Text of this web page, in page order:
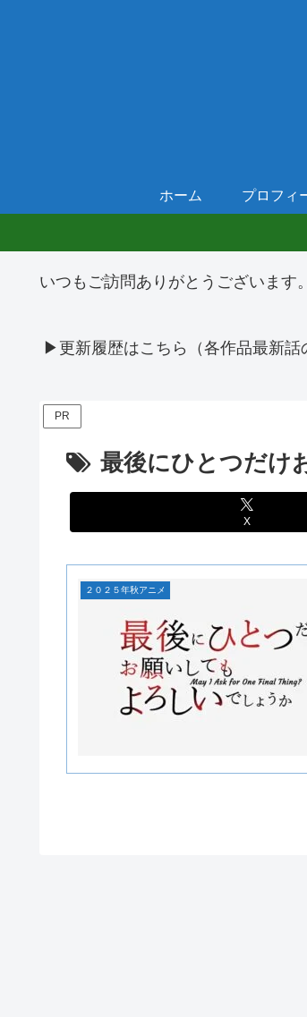
ホーム プロフィ
いつもご訪問ありがとうございます
▶更新履歴はこちら（各作品最新話
PR
最後にひとつだけ
X
２０２５年秋アニメ